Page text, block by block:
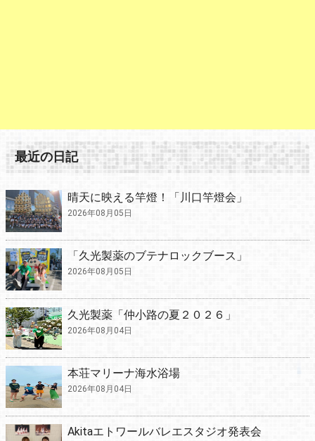
最近の日記
晴天に映える竿燈！「川口竿燈会」
2026年08月05日
「久光製薬のブテナロックブース」
2026年08月05日
久光製薬「仲小路の夏２０２６」
2026年08月04日
本荘マリーナ海水浴場
2026年08月04日
Akitaエトワールバレエスタジオ発表会